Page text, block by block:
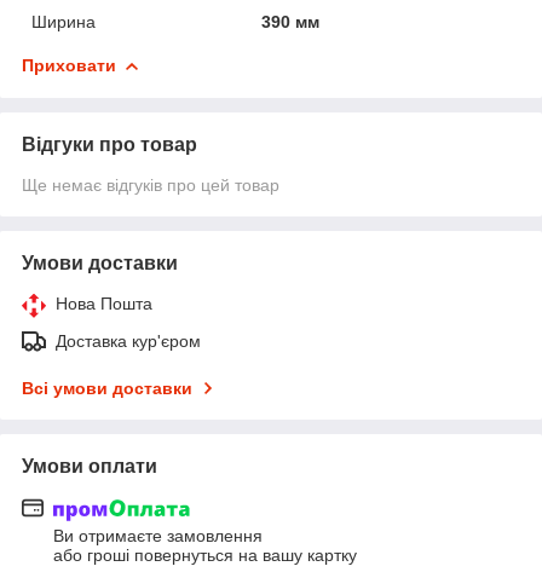
Ширина
390 мм
Приховати
Відгуки про товар
Ще немає відгуків про цей товар
Умови доставки
Нова Пошта
Доставка кур'єром
Всі умови доставки
Умови оплати
Ви отримаєте замовлення
або гроші повернуться на вашу картку